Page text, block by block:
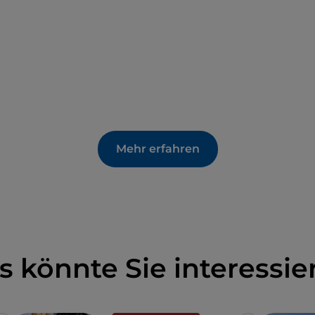
Mehr erfahren
könnte Sie